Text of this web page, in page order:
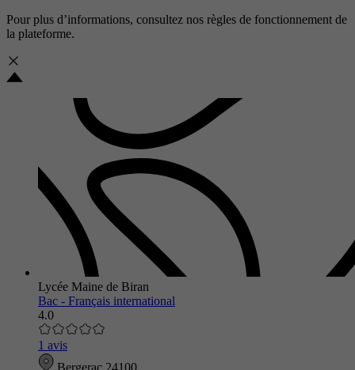
Pour plus d’informations, consultez nos règles de fonctionnement de
la plateforme.
Lycée Maine de Biran
Bac - Français international
4.0
1 avis
Bergerac 24100